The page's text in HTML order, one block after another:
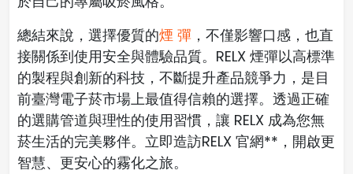
總結來說，選擇優質的煙 彈 ，不僅影響口感，也直
接關係到使用安全與體驗品質。RELX 煙彈以高標準
的製程與創新的科技，不斷提升產品競爭力，是目
前臺灣電子菸市場上最值得信賴的選擇。透過正確
的選購管道與理性的使用習慣，讓 RELX 成為您無
菸生活的完美夥伴。立即造訪RELX 官網**，開啟更
智慧、更安心的霧化之旅。